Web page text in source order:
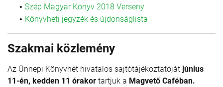
Szép Magyar Könyv 2018 Verseny
Könyvheti jegyzék és újdonságlista
Szakmai közlemény
Az Ünnepi Könyvhét hivatalos sajtótájékoztatóját június
11-én, kedden 11 órakor tartjuk a Magvető Caféban.